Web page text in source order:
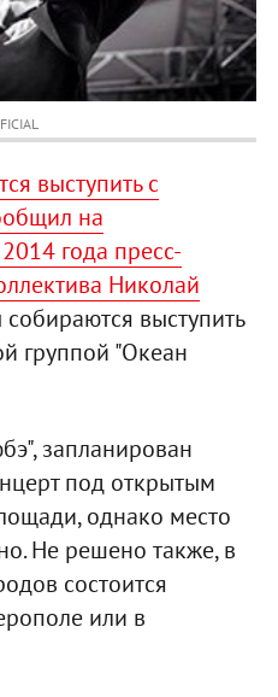
выступить с
на
года пресс-
Николай
выступить
группой "Океан
запланирован
под открытым
однако место
Не решено также, в
состоится
или в